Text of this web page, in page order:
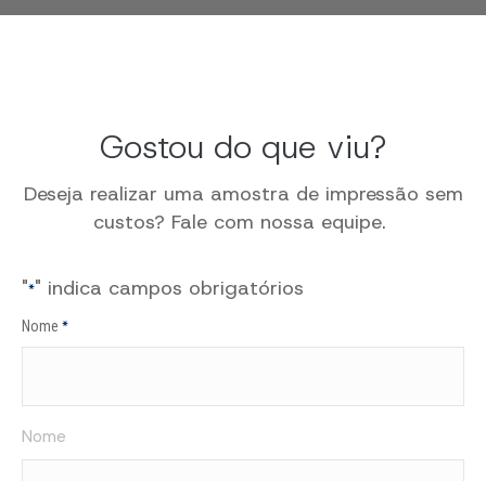
Gostou do que viu?
Deseja realizar uma amostra de impressão sem
custos? Fale com nossa equipe.
"*" indica campos obrigatórios
Nome *
Nome